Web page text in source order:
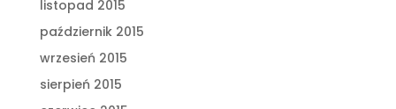
listopad 2015
październik 2015
wrzesień 2015
sierpień 2015